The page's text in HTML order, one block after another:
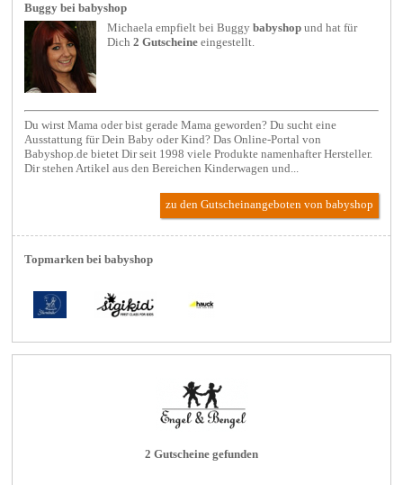
Buggy bei babyshop
Michaela empfielt beiBuggy babyshop und hat für
Dich2 Gutscheine eingestellt.
Du wirst Mama oder bist gerade Mama geworden? Du sucht eine
Ausstattung für Dein Baby oder Kind? Das Online-Portal von
Babyshop.de bietet Dir seit 1998 viele Produkte namenhafter Hersteller.
Dir stehen Artikel aus den Bereichen Kinderwagen und...
zu den Gutscheinangeboten von babyshop
Topmarken bei babyshop
2 Gutscheine gefunden